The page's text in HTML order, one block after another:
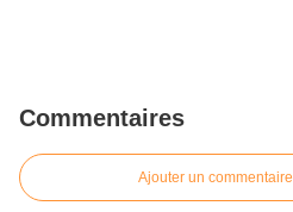
Commentaires
Ajouter un commentaire